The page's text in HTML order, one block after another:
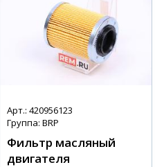
Арт.: 420956123
Группа: BRP
Фильтр масляный
двигателя